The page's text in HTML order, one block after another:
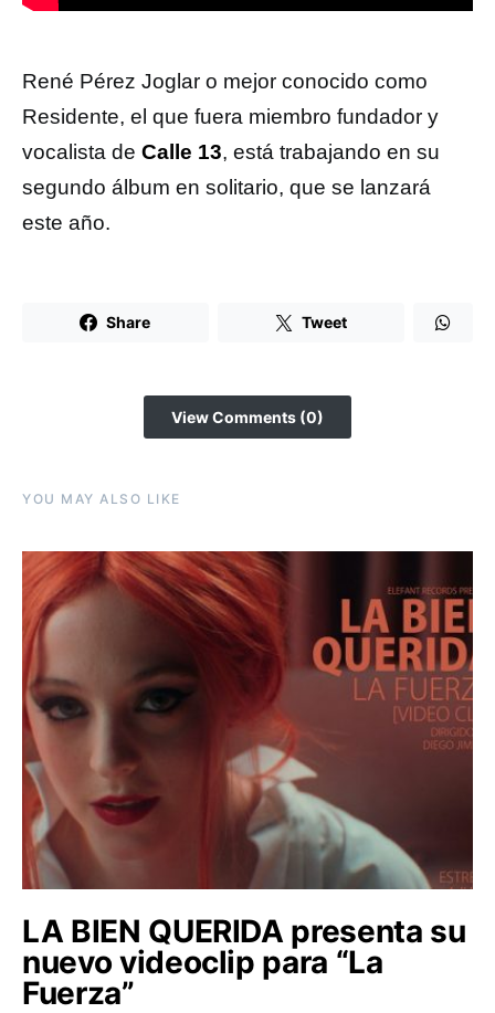
René Pérez Joglar o mejor conocido como
Residente, el que fuera miembro fundador y
vocalista de Calle 13, está trabajando en su
segundo álbum en solitario, que se lanzará
este año.
Share Tweet
View Comments (0)
YOU MAY ALSO LIKE
LA BIEN QUERIDA presenta su
nuevo videoclip para “La
Fuerza”